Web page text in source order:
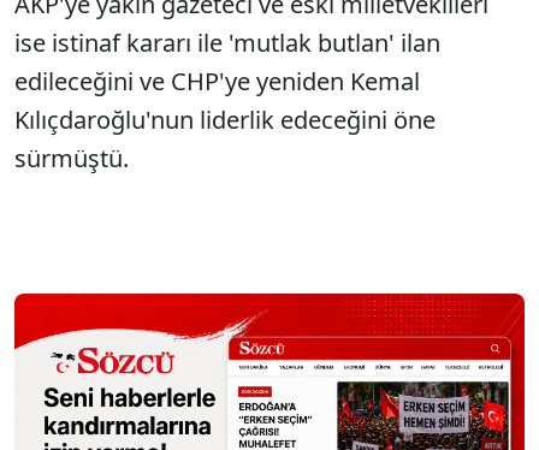
ise istinaf kararı ile 'mutlak butlan' ilan
edileceğini ve CHP'ye yeniden Kemal
Kılıçdaroğlu'nun liderlik edeceğini öne
sürmüştü.